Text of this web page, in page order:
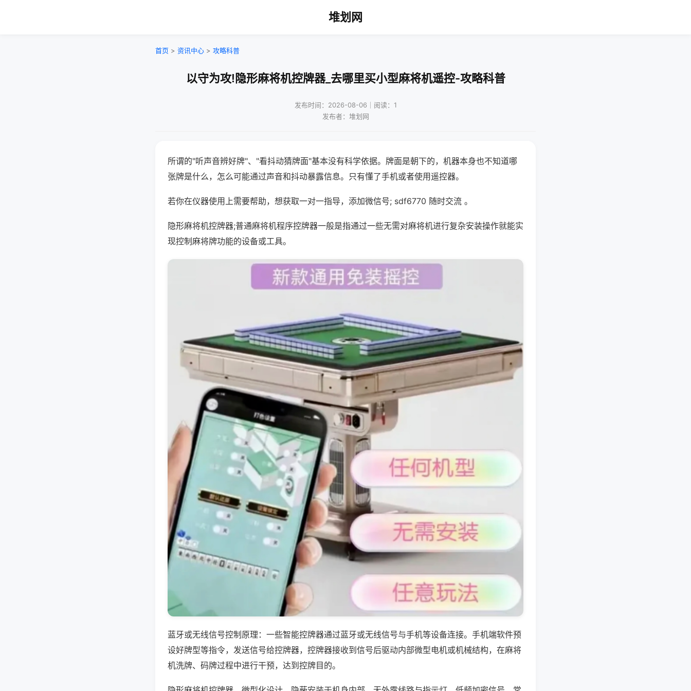
堆划网
首页 > 资讯中心 > 攻略科普
以守为攻!隐形麻将机控牌器_去哪里买小型麻将机遥控-攻略科普
发布时间：2026-08-06｜阅读：1
发布者：堆划网
所谓的"听声音辨好牌"、"看抖动猜牌面"基本没有科学依据。牌面是朝下的，机器本身也不知道哪
张牌是什么，怎么可能通过声音和抖动暴露信息。只有懂了手机或者使用遥控器。
若你在仪器使用上需要帮助，想获取一对一指导，添加微信号; sdf6770 随时交流 。
隐形麻将机控牌器;普通麻将机程序控牌器一般是指通过一些无需对麻将机进行复杂安装操作就能实
现控制麻将牌功能的设备或工具。
蓝牙或无线信号控制原理：一些智能控牌器通过蓝牙或无线信号与手机等设备连接。手机端软件预
设好牌型等指令，发送信号给控牌器，控牌器接收到信号后驱动内部微型电机或机械结构，在麻将
机洗牌、码牌过程中进行干预，达到控牌目的。